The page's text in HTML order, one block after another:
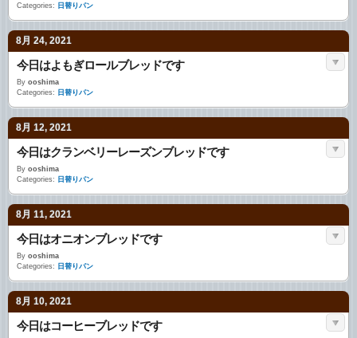
Categories: 日替りパン
8月 24, 2021
今日はよもぎロールブレッドです
By ooshima
Categories: 日替りパン
8月 12, 2021
今日はクランベリーレーズンブレッドです
By ooshima
Categories: 日替りパン
8月 11, 2021
今日はオニオンブレッドです
By ooshima
Categories: 日替りパン
8月 10, 2021
今日はコーヒーブレッドです